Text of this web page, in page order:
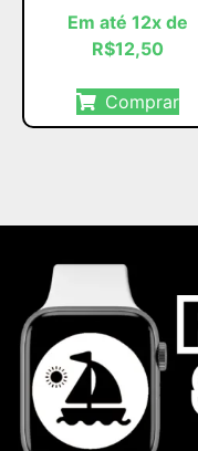
Em até 12x de
R$12,50
Comprar